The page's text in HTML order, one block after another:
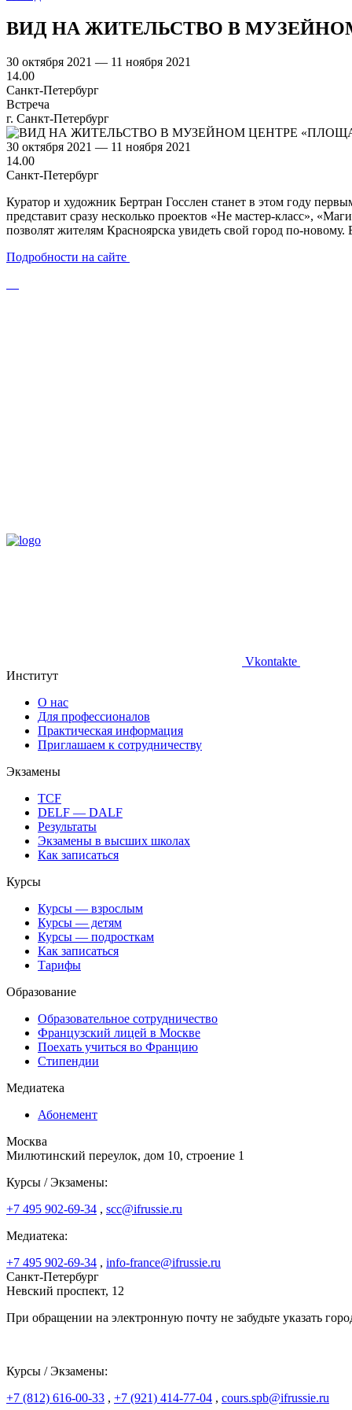
ВИД НА ЖИТЕЛЬСТВО В
30 октября 2021 — 11 ноября 2021
14.00
Санкт-Петербург
Встреча
г. Санкт-Петербург
30 октября 2021 — 11 ноября 2021
14.00
Санкт-Петербург
Куратор и художник Бертран Госслен станет в этом году
представит сразу несколько проектов «Не мастер-класс»,
позволят жителям Красноярска увидеть свой город по-
Подробности на сайте
Vkontakte
Институт
О нас
Для профессионалов
Практическая информация
Приглашаем к сотрудничеству
Экзамены
TCF
DELF — DALF
Результаты
Экзамены в высших школах
Как записаться
Курсы
Курсы — взрослым
Курсы — детям
Курсы — подросткам
Как записаться
Тарифы
Образование
Образовательное сотрудничество
Французский лицей в Москве
Поехать учиться во Францию
Стипендии
Медиатека
Абонемент
Москва
Милютинский переулок, дом 10, строение 1
Курсы / Экзамены:
+7 495 902-69-34 , scc@ifrussie.ru
Медиатека:
+7 495 902-69-34 , info-france@ifrussie.ru
Санкт-Петербург
Невский проспект, 12
При обращении на электронную почту не забудьте указать
Курсы / Экзамены:
+7 (812) 616-00-33 , +7 (921) 414-77-04 , cours.spb@ifrussie.ru